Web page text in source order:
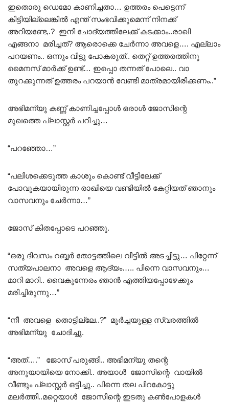
ഇതൊരു ഡെമോ കാണിച്ചതാ… ഉത്തരം പെട്ടെന്ന്
കിട്ടിയില്ലെങ്കിൽ എന്ത് സംഭവിക്കുമെന്ന് നിനക്ക്
അറിയണ്ടേ,.? ഇനി ചോദ്യത്തിലേക്ക് കടക്കാം..രാഖി
എങ്ങനാ മരിച്ചത്? ആരൊക്കെ ചേർന്നാ അവളെ…. എല്ലാം
പറയണം.. ഒന്നും വിട്ടു പോകരുത്.. തെറ്റ് ഉത്തരത്തിനു
മൈനസ് മാർക്ക് ഉണ്ട്… ഇപ്പൊ തന്നത് പോലെ.. വാ
തുറക്കുന്നത് ഉത്തരം പറയാൻ വേണ്ടി മാത്രമായിരിക്കണം..”
അഭിമന്യു കണ്ണ് കാണിച്ചപ്പോൾ ഒരാൾ ജോസിന്റെ
മുഖത്തെ പ്ലാസ്റ്റർ പറിച്ചു…
“പറഞ്ഞോ…”
“പലിശക്കെടുത്ത കാശും കൊണ്ട് വീട്ടിലേക്ക്
പോവുകയായിരുന്ന രാഖിയെ വണ്ടിയിൽ കേറ്റിയത് ഞാനും
വാസവനും ചേർന്നാ…”
ജോസ് കിതപ്പോടെ പറഞ്ഞു.
“ഒരു ദിവസം റബ്ബർ തോട്ടത്തിലെ വീട്ടിൽ അടച്ചിട്ടു… പിറ്റേന്ന്
സത്യപാലനാ അവളെ ആദ്യം….. പിന്നെ വാസവനും…
മാറി മാറി.. വൈകുന്നേരം ഞാൻ എത്തിയപ്പോഴേക്കും
മരിച്ചിരുന്നു…”
“നീ അവളെ തൊട്ടില്ലേ..?” മൂർച്ചയുള്ള സ്വരത്തിൽ
അഭിമന്യു ചോദിച്ചു.
“അത്….” ജോസ് പരുങ്ങി.. അഭിമന്യു തന്റെ
അനുയായിയെ നോക്കി.. അയാൾ ജോസിന്റെ വായിൽ
വീണ്ടും പ്ലാസ്റ്റർ ഒട്ടിച്ചു.. പിന്നെ തല പിറകോട്ടു
മലർത്തി..മറ്റെയാൾ ജോസിന്റെ ഇടതു കൺപോളകൾ